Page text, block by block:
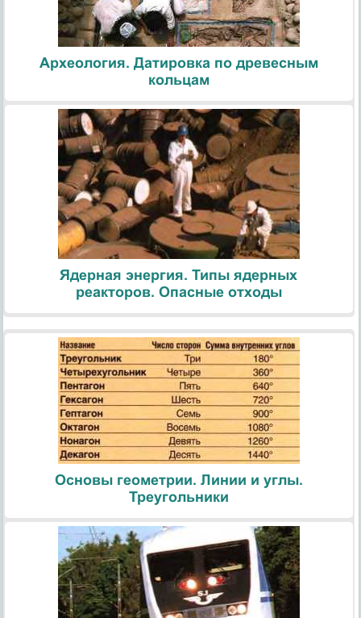
Археология. Датировка по древесным
кольцам
Ядерная энергия. Типы ядерных
реакторов. Опасные отходы
Основы геометрии. Линии и углы.
Треугольники